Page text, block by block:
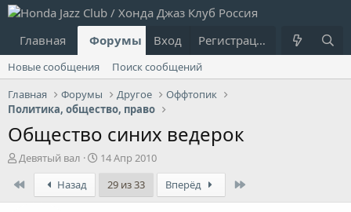
Главная Форумы Что нового?
Вход Регистрация
Новые сообщения
Поиск сообщений
Главная
Форумы Другое
Оффтопик
Политика, общество, право
Общество синих ведерок
А
т
о
Девятый вал
Д
а
14 Апр 2010
Назад 29 из 33 Вперёд